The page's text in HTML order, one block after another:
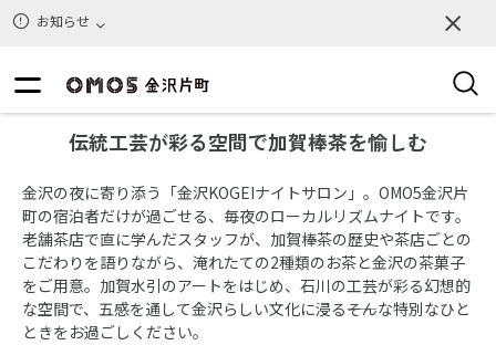
お知らせ
伝統工芸が彩る空間で加賀棒茶を愉しむ
金沢の夜に寄り添う「金沢KOGEIナイトサロン」。OMO5金沢片
町の宿泊者だけが過ごせる、毎夜のローカルリズムナイトです。
老舗茶店で直に学んだスタッフが、加賀棒茶の歴史や茶店ごとの
こだわりを語りながら、淹れたての2種類のお茶と金沢の茶菓子
をご用意。加賀水引のアートをはじめ、石川の工芸が彩る幻想的
な空間で、五感を通して金沢らしい文化に浸る――そんな特別なひと
ときをお過ごしください。